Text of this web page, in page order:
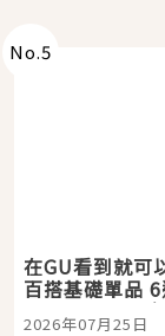
No.5
在GU看到就可
百搭基礎單品
眼全收也不心疼
2026年07月25日